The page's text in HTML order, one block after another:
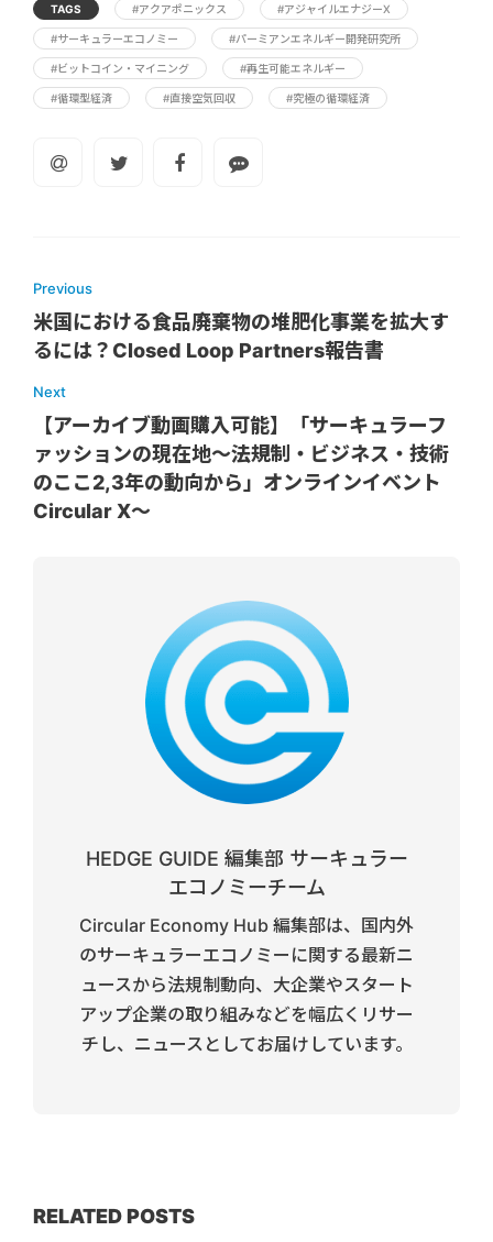
TAGS #アクアポニックス #アジャイルエナジーX
#サーキュラーエコノミー #パーミアンエネルギー開発研究所
#ビットコイン・マイニング #再生可能エネルギー
#循環型経済 #直接空気回収 #究極の循環経済
Previous
米国における食品廃棄物の堆肥化事業を拡大す
るには？Closed Loop Partners報告書
Next
【アーカイブ動画購入可能】「サーキュラーフ
ァッションの現在地〜法規制・ビジネス・技術
のここ2,3年の動向から」オンラインイベント
Circular X〜
HEDGE GUIDE 編集部 サーキュラー
エコノミーチーム
Circular Economy Hub 編集部は、国内外
のサーキュラーエコノミーに関する最新ニ
ュースから法規制動向、大企業やスタート
アップ企業の取り組みなどを幅広くリサー
チし、ニュースとしてお届けしています。
RELATED POSTS